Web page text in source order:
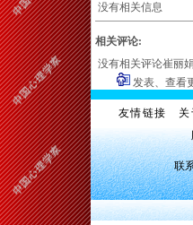
没有相关信息
相关评论:
没有相关评论崔丽
发表、查看
友情链接 关
联